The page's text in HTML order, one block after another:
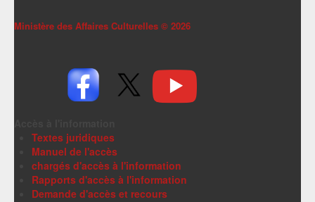
Ministère des Affaires Culturelles © 2026
Textes juridiques
Manuel de l'accès
chargés d'accès à l'information
Rapports d'accès à l'information
Demande d'accès et recours